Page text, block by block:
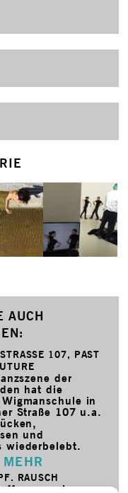
AUCH
107, PAST P
der
hat die
in
Straße 107 u.a.
und
wiederbelebt.
MEHR
RAUSCH
gab zum